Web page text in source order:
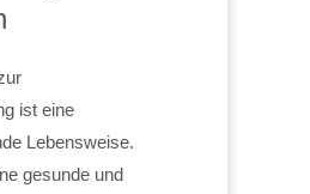
ist eine
Lebensweise.
gesunde und